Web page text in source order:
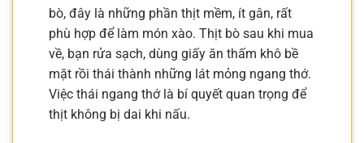
bò, đây là những phần thịt mềm, ít gân, rất
phù hợp để làm món xào. Thịt bò sau khi mua
về, bạn rửa sạch, dùng giấy ăn thấm khô bề
mặt rồi thái thành những lát mỏng ngang thớ.
Việc thái ngang thớ là bí quyết quan trọng để
thịt không bị dai khi nấu.